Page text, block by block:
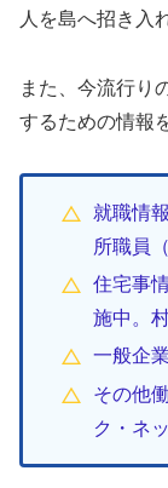
人を島へ招き入
また、今流行り
するための情報
就職情
所職員
住宅事
施中。
一般企
その他
ク・ネ